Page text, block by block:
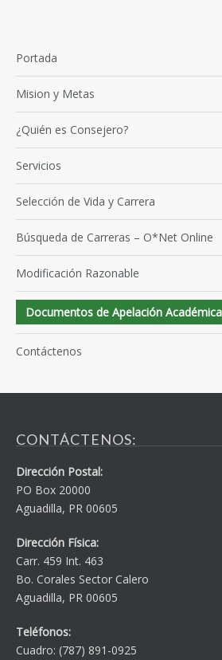
Portada
Mision y Metas
¿Quién es Consejero?
Servicios
Selección de Vida y Carrera
Búsqueda de Carreras – O*Net Online
Modificación Razonable
Documentos de Apelación Académica
Contáctenos
CONTÁCTENOS:
Dirección Postal:
PO Box 20000
Aguadilla, PR 00605
Dirección Física:
Carr. 459 Int. 463
Bo. Corales Sector Calero
Aguadilla, PR 00605
Teléfonos:
Cuadro: (787) 891-0925